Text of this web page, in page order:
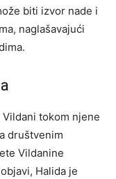
biti izvor nade i
naglašavajući
tokom njene
društvenim
Vildanine
Halida je